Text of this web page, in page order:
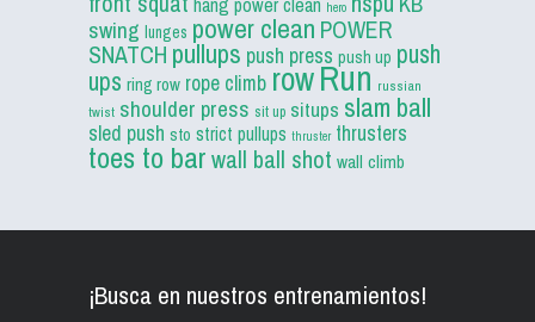
hero
swing lunges power clean POWER
SNATCH pullups push press push up push
ups ring row rope climb rowRun russian
twist shoulder press sit up situps slam ball
sled push sto strict pullups thruster thrusters
toes to barwall ball shot wall climb
¡Busca en nuestros entrenamientos!